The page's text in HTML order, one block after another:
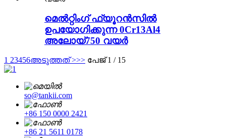
മെൽറ്റിംഗ് ഫ്യൂറൻസിൽ
ഉപയോഗിക്കുന്ന 0Cr13Al4
അലോയ്750 വയർ
1 23456അടുത്തത് >>> പേജ് 1 / 15
so@tankii.com
+86 150 0000 2421
+86 21 5611 0178